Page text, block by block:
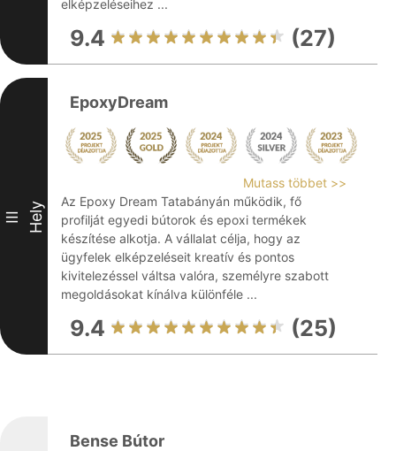
elképzeléseihez ...
9.4 (27)
III Hely
EpoxyDream
Mutass többet >>
Az Epoxy Dream Tatabányán működik, fő
profilját egyedi bútorok és epoxi termékek
készítése alkotja. A vállalat célja, hogy az
ügyfelek elképzeléseit kreatív és pontos
kivitelezéssel váltsa valóra, személyre szabott
megoldásokat kínálva különféle ...
9.4 (25)
Bense Bútor